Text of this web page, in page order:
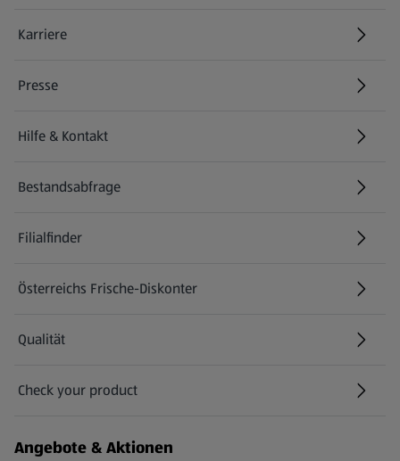
Karriere
(öffnet in einem neuen Tab)
Presse
Hilfe & Kontakt
(öffnet in einem neuen Tab)
Bestandsabfrage
(öffnet in einem neuen Tab)
Filialfinder
Österreichs Frische-Diskonter
Qualität
Check your product
(öffnet in einem neuen Tab)
Angebote & Aktionen